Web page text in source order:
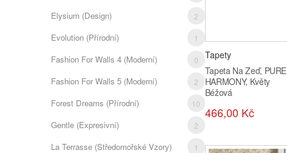
Elysium (design) 2
Evolution (přírodní) 1
Fashion For Walls 4 (moderní) 0
Fashion For Walls 5 (moderní) 2
Forest Dreams (přírodní) 10
Gentle (expresivní) 2
La Terrasse (středomořské Vzory) 1
Tapety
Tapeta Na Zeď, PURE
HARMONY, Květy
Béžová
466,00 Kč